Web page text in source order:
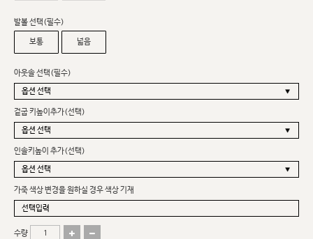
발볼 선택(필수)
보통 넓음
아웃솔 선택(필수)
겉굽 키높이추가(선택)
인솔키높이 추가(선택)
가죽 색상 변경을 원하실 경우 색상 기재
수량